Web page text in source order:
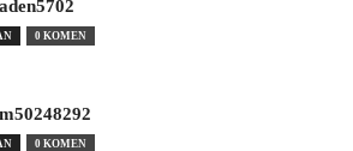
0 KOMEN
0 KOMEN